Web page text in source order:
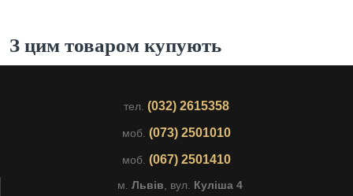
З цим товаром купують
тел. (032) 2615358
моб. (073) 2501010
моб. (067) 2501410
м. Львів , вул. Куліша 4